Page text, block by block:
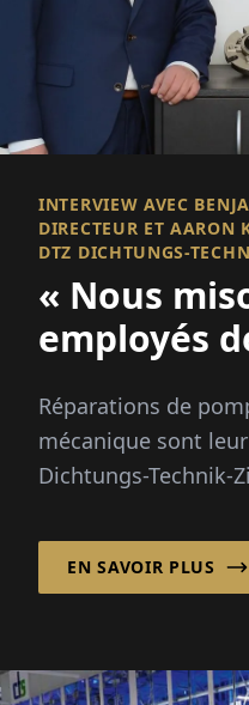
INTERVIEW AVEC
DIRECTEUR ET AARON
DTZ DICHTUNGS-
« Nous
employés
Réparations de
mécanique sont
Dichtungs-Technik-
EN SAVOIR PLUS